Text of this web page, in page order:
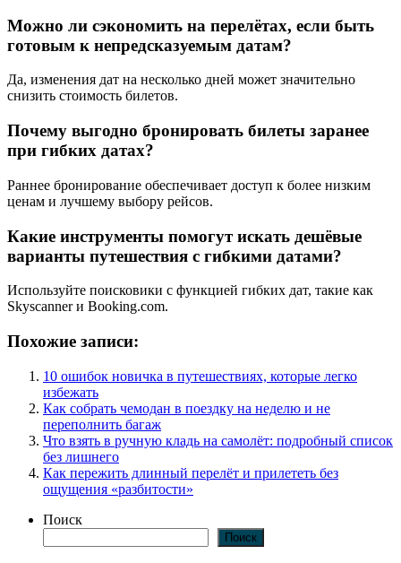
Можно ли сэкономить на перелётах, если быть
готовым к непредсказуемым датам?
Да, изменения дат на несколько дней может значительно
снизить стоимость билетов.
Почему выгодно бронировать билеты заранее
при гибких датах?
Раннее бронирование обеспечивает доступ к более низким
ценам и лучшему выбору рейсов.
Какие инструменты помогут искать дешёвые
варианты путешествия с гибкими датами?
Используйте поисковики с функцией гибких дат, такие как
Skyscanner и Booking.com.
Похожие записи:
10 ошибок новичка в путешествиях, которые легко
избежать
Как собрать чемодан в поездку на неделю и не
переполнить багаж
Что взять в ручную кладь на самолёт: подробный список
без лишнего
Как пережить длинный перелёт и прилететь без
ощущения «разбитости»
Поиск
Поиск